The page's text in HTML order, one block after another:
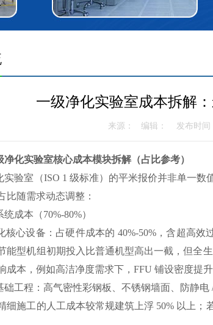
一级净化实验室成本拆解
来源： 编辑： 发布时间
净化实验室核心成本模块拆解（占比参考）
验室（ISO 1 级标准）的平米报价并非单一数
比随需求动态调整：
成本（70%-80%）
心设备：占硬件成本的 40%-50%，含超高效
能型机组初期投入比普通机型高出一截，但全
成本，例如高洁净度需求下，FFU 铺设密度提
工程：高气密性彩钢板、不锈钢墙面、防静电
细施工的人工成本较常规建筑上浮 50% 以上